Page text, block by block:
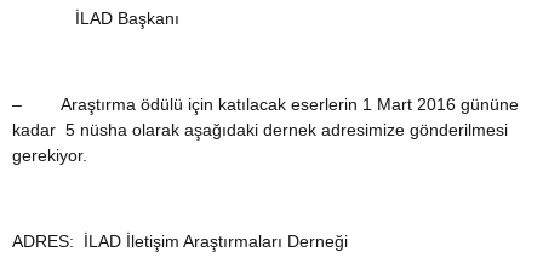
İLAD Başkanı
– Araştırma ödülü için katılacak eserlerin 1 Mart 2016 gününe
kadar 5 nüsha olarak aşağıdaki dernek adresimize gönderilmesi
gerekiyor.
ADRES: İLAD İletişim Araştırmaları Derneği